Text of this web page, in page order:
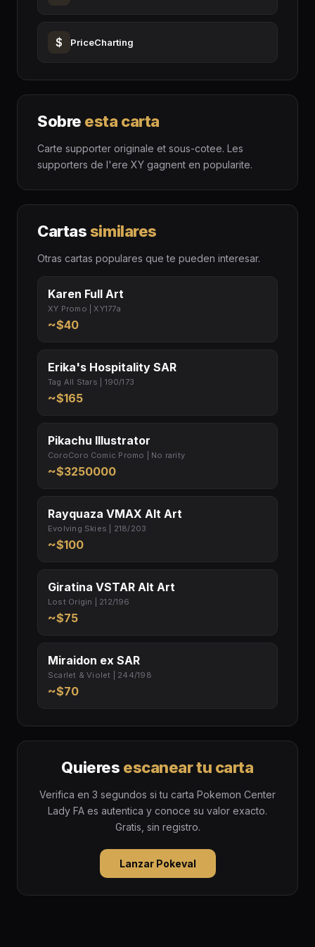
$ PriceCharting
Sobre esta carta
Carte supporter originale et sous-cotee. Les
supporters de l'ere XY gagnent en popularite.
Cartassimilares
Otras cartas populares que te pueden interesar.
Karen Full Art
XY Promo | XY177a
~$40
Erika's Hospitality SAR
Tag All Stars | 190/173
~$165
Pikachu Illustrator
CoroCoro Comic Promo | No rarity
~$3250000
Rayquaza VMAX Alt Art
Evolving Skies | 218/203
~$100
Giratina VSTAR Alt Art
Lost Origin | 212/196
~$75
Miraidon ex SAR
Scarlet & Violet | 244/198
~$70
Quieres escanear tu carta
Verifica en 3 segundos si tu carta Pokemon Center
Lady FA es autentica y conoce su valor exacto.
Gratis, sin registro.
Lanzar Pokeval